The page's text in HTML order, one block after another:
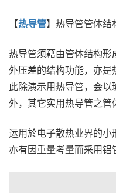
【热导管】热导管管体结
热导管须藉由管体结构形
外压差的结构功能，亦是
此除演示用热导管，会以
外，其它实用热导管之管
运用於电子散热业界的小
亦有因重量考量而采用铝